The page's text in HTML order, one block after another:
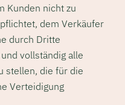
Kunden nicht zu
dem Verkäufer
durch Dritte
vollständig alle
stellen, die für die
Verteidigung